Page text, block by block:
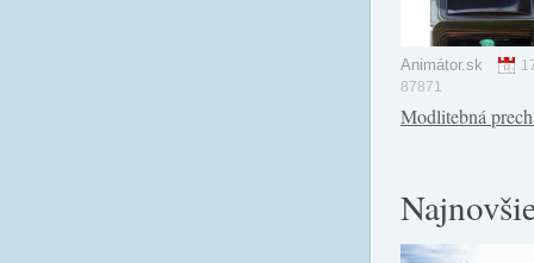
Animátor.sk
87871
Modlitebná